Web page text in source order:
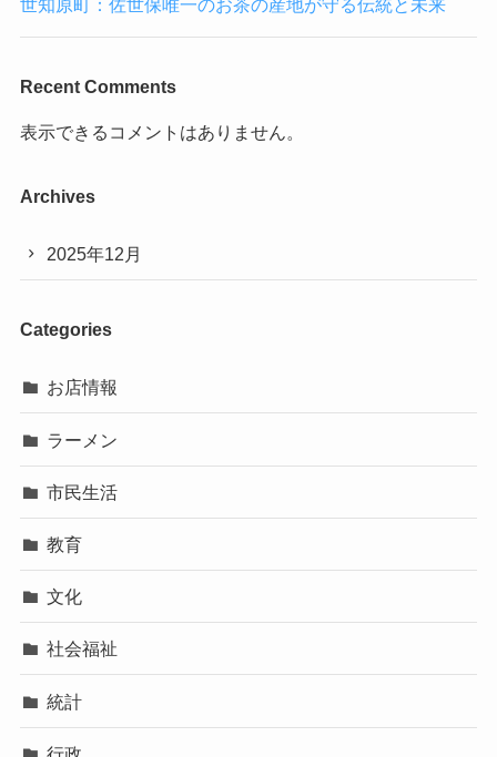
世知原町：佐世保唯一のお茶の産地が守る伝統と未来
Recent Comments
表示できるコメントはありません。
Archives
2025年12月
Categories
お店情報
ラーメン
市民生活
教育
文化
社会福祉
統計